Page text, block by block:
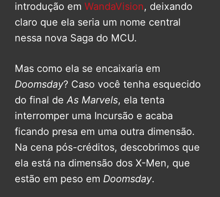
introdução em WandaVision, deixando
claro que ela seria um nome central
nessa nova Saga do MCU.
Mas como ela se encaixaria em
Doomsday? Caso você tenha esquecido
do final deAs Marvels, ela tenta
interromper uma Incursão e acaba
ficando presa em uma outra dimensão.
Na cena pós-créditos, descobrimos que
ela está na dimensão dos X-Men, que
estão em peso em Doomsday.